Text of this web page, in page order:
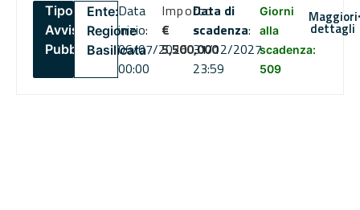
Tipo:
Avviso
Pubblico
Ente:
Regione
Basilicata
Data
inizio:
06/07/2026
00:00
Importo
€
5,500,000
Data di
scadenza:
31/12/2027
23:59
Giorni
alla
scadenza:
509
Maggiori
dettagli